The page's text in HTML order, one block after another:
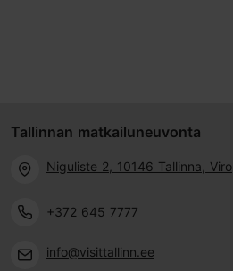
Tallinnan matkailuneuvonta
Niguliste 2, 10146 Tallinna, Viro
+372 645 7777
info@visittallinn.ee